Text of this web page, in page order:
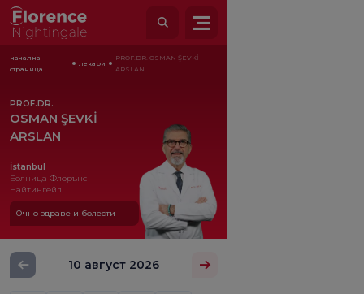
начална
страница
лекари
PROF.DR. OSMAN ŞEVKİ
ARSLAN
PROF.DR.
OSMAN ŞEVKİ
ARSLAN
İstanbul
Болница Флорънс
Найтингейл
Очно здраве и болести
10 август 2026